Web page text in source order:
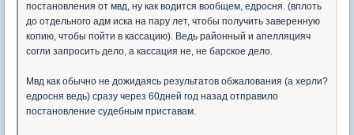
постановления от мвд, ну как водится вообщем, едросня. (вплоть
до отдельного адм иска на пару лет, чтобы получить заверенную
копию, чтобы пойти в кассацию). Ведь районный и апелляцияч
согли запросить дело, а кассация не, не барское дело.
Мвд как обычно не дожидаясь результатов обжалования (а херли?
едросня ведь) сразу через 60дней год назад отправило
постановление судебным приставам.